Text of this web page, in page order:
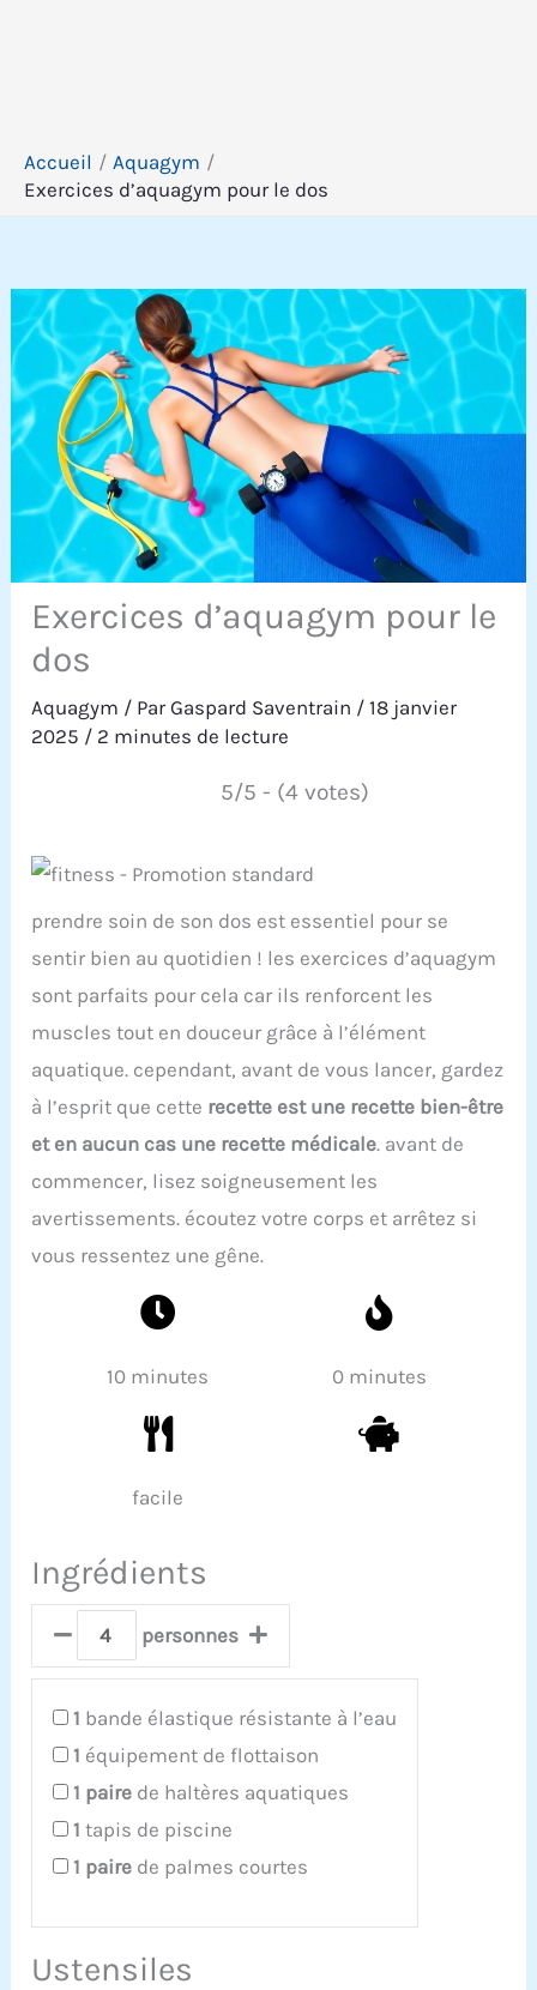
Accueil
Aquagym
Exercices d’aquagym pour le dos
Exercices d’aquagym pour le
dos
Aquagym / ParGaspard Saventrain /18 janvier
2025 / 2 minutes de lecture
5/5 - (4 votes)
prendre soin de son dos est essentiel pour se
sentir bien au quotidien ! les exercices d’aquagym
sont parfaits pour cela car ils renforcent les
muscles tout en douceur grâce à l’élément
aquatique. cependant, avant de vous lancer, gardez
à l’esprit que cette recette est une recette bien-être
et en aucun cas une recette médicale. avant de
commencer, lisez soigneusement les
avertissements. écoutez votre corps et arrêtez si
vous ressentez une gêne.
10 minutes 0 minutes
facile
Ingrédients
personnes
1 bande élastique résistante à l’eau
1 équipement de flottaison
1 paire de haltères aquatiques
1 tapis de piscine
1 paire de palmes courtes
Ustensiles